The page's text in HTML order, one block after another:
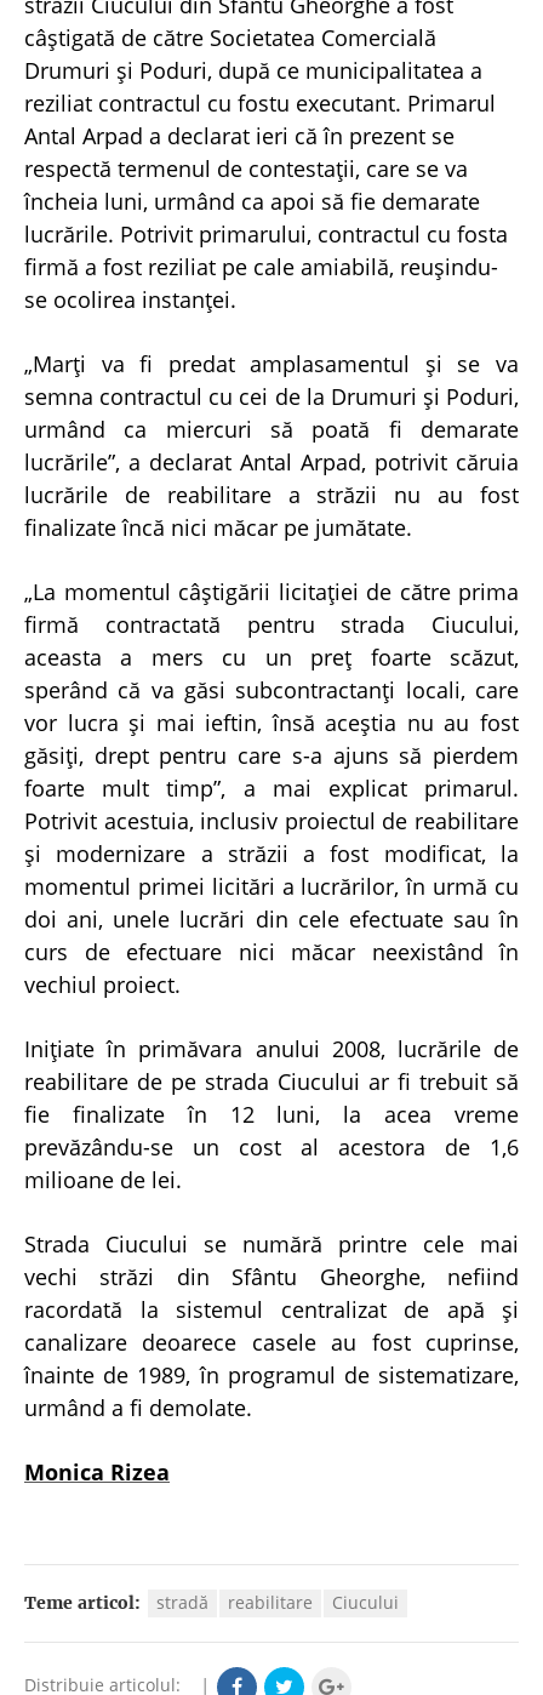
câştigată de către Societatea Comercială
Drumuri şi Poduri, după ce municipalitatea a
reziliat contractul cu fostu executant. Primarul
Antal Arpad a declarat ieri că în prezent se
respectă termenul de contestaţii, care se va
încheia luni, urmând ca apoi să fie demarate
lucrările. Potrivit primarului, contractul cu fosta
firmă a fost reziliat pe cale amiabilă, reuşindu-
se ocolirea instanţei.
„Marţi va fi predat amplasamentul şi se va
semna contractul cu cei de la Drumuri şi Poduri,
urmând ca miercuri să poată fi demarate
lucrările”, a declarat Antal Arpad, potrivit căruia
lucrările de reabilitare a străzii nu au fost
finalizate încă nici măcar pe jumătate.
„La momentul câştigării licitaţiei de către prima
firmă contractată pentru strada Ciucului,
aceasta a mers cu un preţ foarte scăzut,
sperând că va găsi subcontractanţi locali, care
vor lucra şi mai ieftin, însă aceştia nu au fost
găsiţi, drept pentru care s-a ajuns să pierdem
foarte mult timp”, a mai explicat primarul.
Potrivit acestuia, inclusiv proiectul de reabilitare
şi modernizare a străzii a fost modificat, la
momentul primei licitări a lucrărilor, în urmă cu
doi ani, unele lucrări din cele efectuate sau în
curs de efectuare nici măcar neexistând în
vechiul proiect.
Iniţiate în primăvara anului 2008, lucrările de
reabilitare de pe strada Ciucului ar fi trebuit să
fie finalizate în 12 luni, la acea vreme
prevăzându-se un cost al acestora de 1,6
milioane de lei.
Strada Ciucului se numără printre cele mai
vechi străzi din Sfântu Gheorghe, nefiind
racordată la sistemul centralizat de apă şi
canalizare deoarece casele au fost cuprinse,
înainte de 1989, în programul de sistematizare,
urmând a fi demolate.
Monica Rizea
Teme articol: stradă reabilitare Ciucului
Distribuie articolul: |